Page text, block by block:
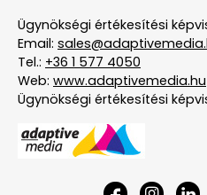
Ügynökségi értékesítési
Email:
Tel.: +36 1 577 4050
Web: www.adaptivemedia.hu
Ügynökségi értékesítési